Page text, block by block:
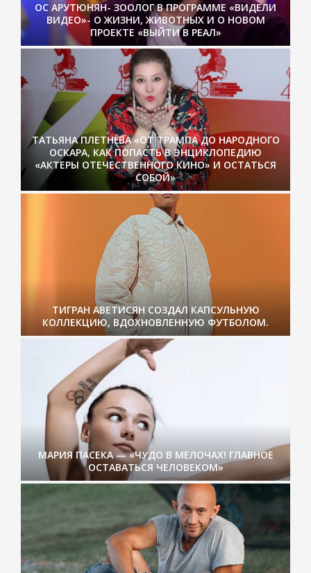
ОС АРУТЮНЯН- ЗООЛОГ В ПРОГРАММЕ «ВИДЕЛИ
ВИДЕО»- О ЖИЗНИ, ЖИВОТНЫХ И О НОВОМ
ПРОЕКТЕ «ВЫЙТИ В РЕАЛ»
ТАТЬЯНА ПЛЕТНЁВА «ОТ ТРАМПА ДО НАРОДНОГО
ОСКАРА, КАК ПОПАСТЬ В ЭНЦИКЛОПЕДИЮ
«АКТЕРЫ ОТЕЧЕСТВЕННОГО КИНО» И ОСТАТЬСЯ
СОБОЙ»
ТИГРАН АВЕТИСЯН СОЗДАЛ КАПСУЛЬНУЮ
КОЛЛЕКЦИЮ, ВДОХНОВЛЕННУЮ ФУТБОЛОМ.
МАРИЯ ПАСЕКА — «ЧУДО В МЕЛОЧАХ! ГЛАВНОЕ
ОСТАВАТЬСЯ ЧЕЛОВЕКОМ»